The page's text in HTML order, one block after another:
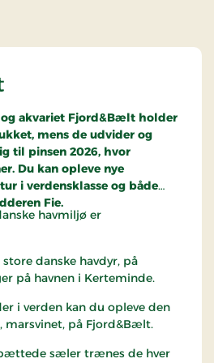
og akvariet Fjord&Bælt holder
mens de udvider og
til pinsen 2026, hvor
Du kan opleve nye
i verdensklasse og både
Fie.
havmiljø er
danske havdyr, på
på havnen i Kerteminde.
i verden kan du opleve den
marsvinet, på Fjord&Bælt.
sæler trænes de hver